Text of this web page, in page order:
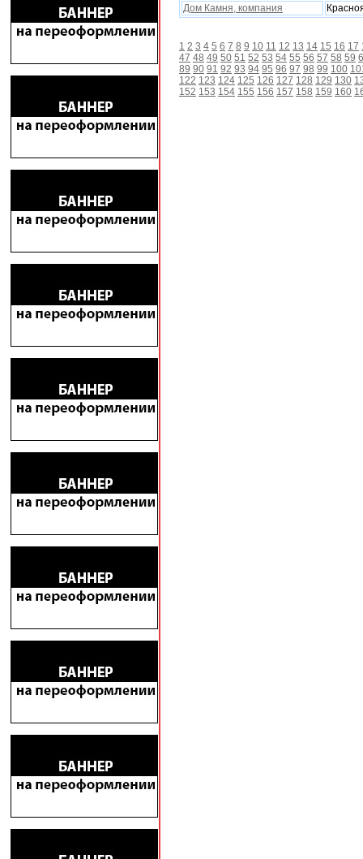
Дом Камня, компания
1 2 3 4 5 6 7 8 9 10 11 12 13 14 15 16 17
47 48 49 50 51 52 53 54 55 56 57 58 59
89 90 91 92 93 94 95 96 97 98 99 100
122 123 124 125 126 127 128 129 130
152 153 154 155 156 157 158 159 160